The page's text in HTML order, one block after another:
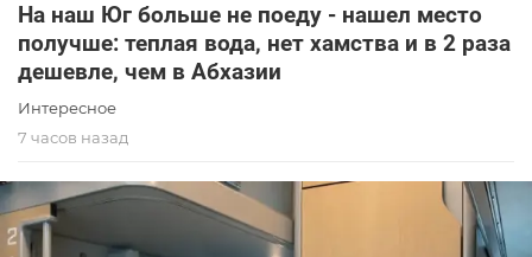
На наш Юг больше не поеду - нашел место
получше: теплая вода, нет хамства и в 2 раза
дешевле, чем в Абхазии
Интересное
7 часов назад